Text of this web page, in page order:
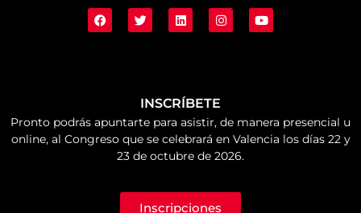
INSCRÍBETE
Pronto podrás apuntarte para asistir, de manera presencial u
online, al Congreso que se celebrará en Valencia los días 22 y
23 de octubre de 2026.
Inscripciones